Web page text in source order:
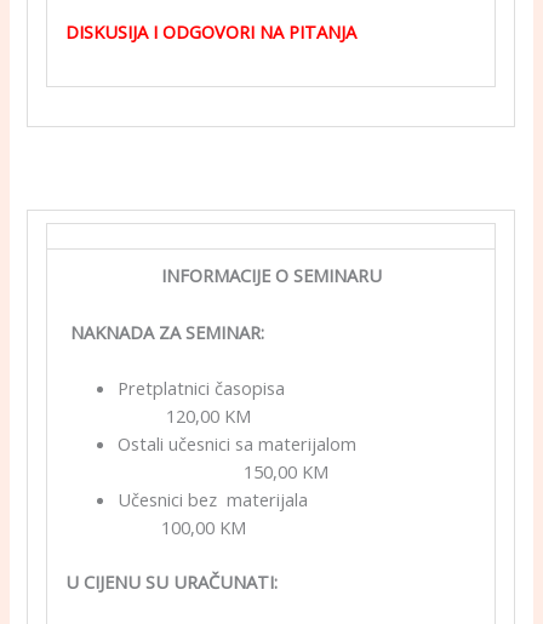
DISKUSIJA I ODGOVORI NA PITANJA
INFORMACIJE O SEMINARU
NAKNADA ZA SEMINAR:
Pretplatnici časopisa
120,00 KM
Ostali učesnici sa materijalom
150,00 KM
Učesnici bez materijala
100,00 KM
U CIJENU SU URAČUNATI: